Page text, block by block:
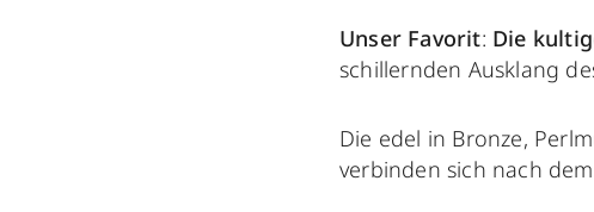
Unser Favorit: Die
schillernden Ausklang
Die edel in Bronze,
verbinden sich nach